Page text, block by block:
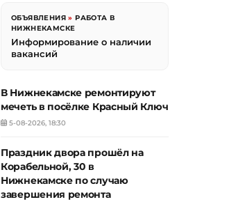
ОБЪЯВЛЕНИЯ »РАБОТА В
НИЖНЕКАМСКЕ
Информирование о наличии
вакансий
В Нижнекамске ремонтируют
мечеть в посёлке Красный Ключ
5-08-2026, 18:30
Праздник двора прошёл на
Корабельной, 30 в
Нижнекамске по случаю
завершения ремонта